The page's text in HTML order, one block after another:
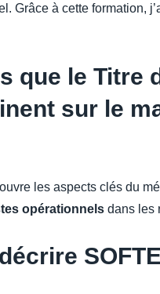
Grâce à cette formation,
que le Titre
sur le
les aspects clés du
opérationnels dans les